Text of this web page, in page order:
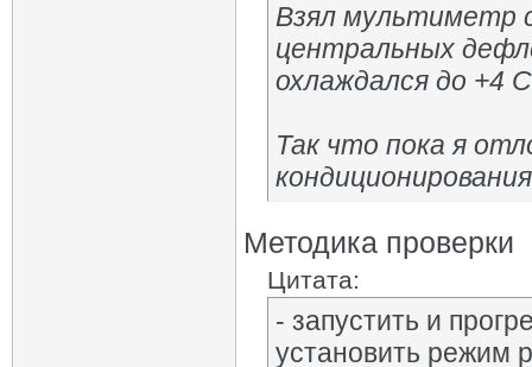
Взял мультиметр
центральных
охлаждался до +4
Так что пока я
Методика проверки
Цитата:
- запустить и
установить режим